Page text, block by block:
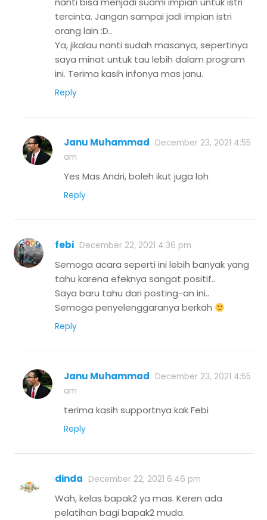
tercinta. Jangan sampai jadi impian istri
orang lain :D..
Ya, jikalau nanti sudah masanya, sepertinya
saya minat untuk tau lebih dalam program
ini. Terima kasih infonya mas janu.
Reply
Janu Muhammad December 23, 2021 4:55
am
Yes Mas Andri, boleh ikut juga loh
Reply
febi December 22, 2021 4:36 pm
Semoga acara seperti ini lebih banyak yang
tahu karena efeknya sangat positif..
Saya baru tahu dari posting-an ini..
Semoga penyelenggaranya berkah
Reply
Janu Muhammad December 23, 2021 4:55
am
terima kasih supportnya kak Febi
Reply
dinda December 22, 2021 6:46 pm
Wah, kelas bapak2 ya mas. Keren ada
pelatihan bagi bapak2 muda.